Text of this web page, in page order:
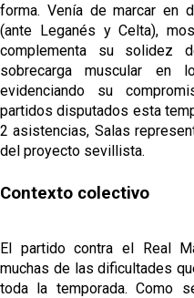
forma. Venía de marcar en
(ante Leganés y Celta),
complementa su solidez
sobrecarga muscular en
evidenciando su
partidos disputados esta
2 asistencias, Salas
del proyecto sevillista.
Contexto colectivo
El partido contra el Real
muchas de las dificultades
toda la temporada. Como